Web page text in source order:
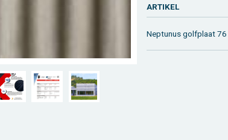
AR­TI­KEL
Nep­tu­nus golf­plaat